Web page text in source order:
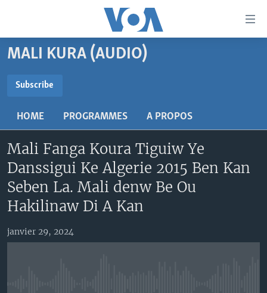
Menu
principal
navigation
principale
Retour
recherche
MALI KURA
RADIO
AN BA FO!
FARAFINA FOLI
Learning English
SUIVEZ-NOUS
MALI KURA (AUDIO)
Subscribe
HOME PROGRAMMES A PROPOS
Mali Fanga Koura Tiguiw Ye
Danssigui Ke Algerie 2015 Ben Kan
Seben La. Mali denw Be Ou
Hakilinaw Di A Kan
janvier 29, 2024